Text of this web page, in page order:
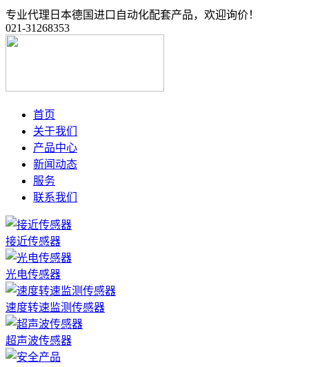
专业代理日本德国进口自动化配套产品，欢迎询价！
021-31268353
首页
关于我们
产品中心
新闻动态
服务
联系我们
接近传感器
光电传感器
速度转速监测传感器
超声波传感器